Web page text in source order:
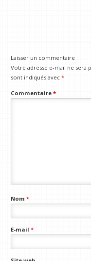
Laisser un commentaire
Votre adresse e-mail ne sera
sont indiqués avec*
Commentaire*
Nom*
E-mail*